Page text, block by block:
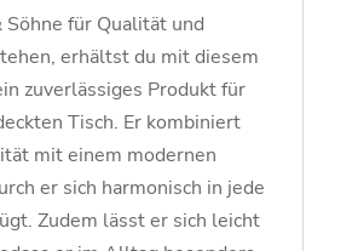
Söhne für Qualität und
erhältst du mit diesem
zuverlässiges Produkt für
Tisch. Er kombiniert
mit einem modernen
er sich harmonisch in jede
Zudem lässt er sich leicht